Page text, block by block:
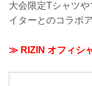
大会限定Tシャツ
イターとのコラボ
≫ RIZIN オフィシ